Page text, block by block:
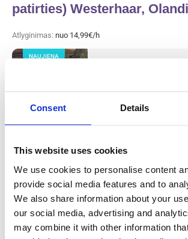
Consent Details
This website uses cookies
We use cookies to personalise content
provide social media features and to
We also share information about your
our social media, advertising and
may combine it with other information
patirties) Westerhaar,
Atlyginimas: nuo 14,99€/h
Metalo gamybos
patirties) Westerhaar,
Position is open for:
NAUJIENA
Mėsos fabriko gamybos
valytojas (su patirtimi)
Olandijoje